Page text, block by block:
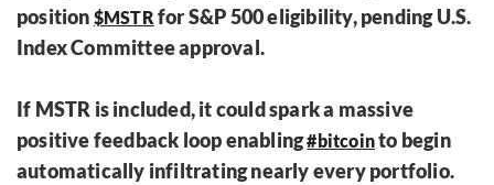
position $MSTR for S&P 500 eligibility, pending U.S.
Index Committee approval.
If MSTR is included, it could spark a massive
positive feedback loop enabling#bitcointo begin
automatically infiltrating nearly every portfolio.